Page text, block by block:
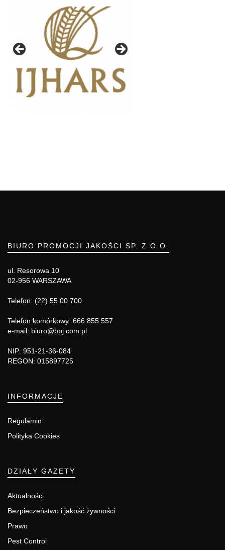
BIURO PROMOCJI JAKOŚCI SP. Z O.O.
ul. Resorowa 10
02-956 WARSZAWA
Telefon: (22) 55 00 700
Telefon komórkowy: 666 855 557
e-mail: biuro@bpj.com.pl
NIP: 951-21-36-084
REGON: 015897725
INFORMACJE
Regulamin
Polityka Cookies
DZIAŁY GAZETY
Aktualności
Bezpieczeństwo i jakość żywności
Prawo
Pest Control